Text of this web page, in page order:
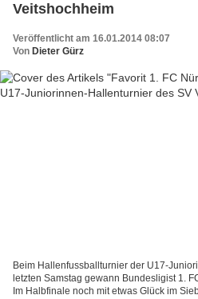
Veitshochheim
Veröffentlicht am 16.01.2014 08:07
Von Dieter Gürz
Beim Hallenfussballturnier der U17-
letzten Samstag gewann Bundesligist 1.
Im Halbfinale noch mit etwas Glück im